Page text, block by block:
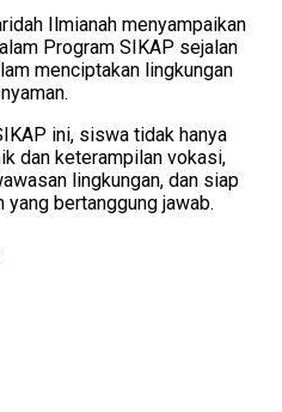
Ilmianah menyampaikan
Program SIKAP sejalan
menciptakan lingkungan
ini, siswa tidak hanya
dan keterampilan vokasi,
lingkungan, dan siap
bertanggung jawab.